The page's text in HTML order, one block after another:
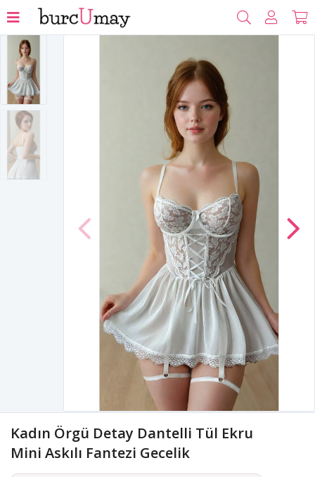
Kadın Örgü Detay Dantelli Tül Ekru
Mini Askılı Fantezi Gecelik